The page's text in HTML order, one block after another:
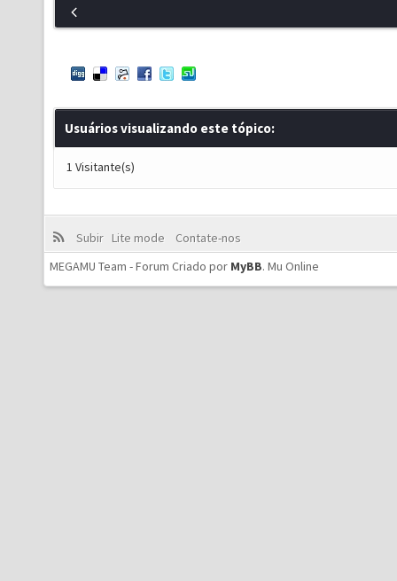
Usuários visualizando este tópico:
1 Visitante(s)
Subir Lite mode
Contate-nos
MEGAMU Team - Forum Criado por MyBB. Mu Online